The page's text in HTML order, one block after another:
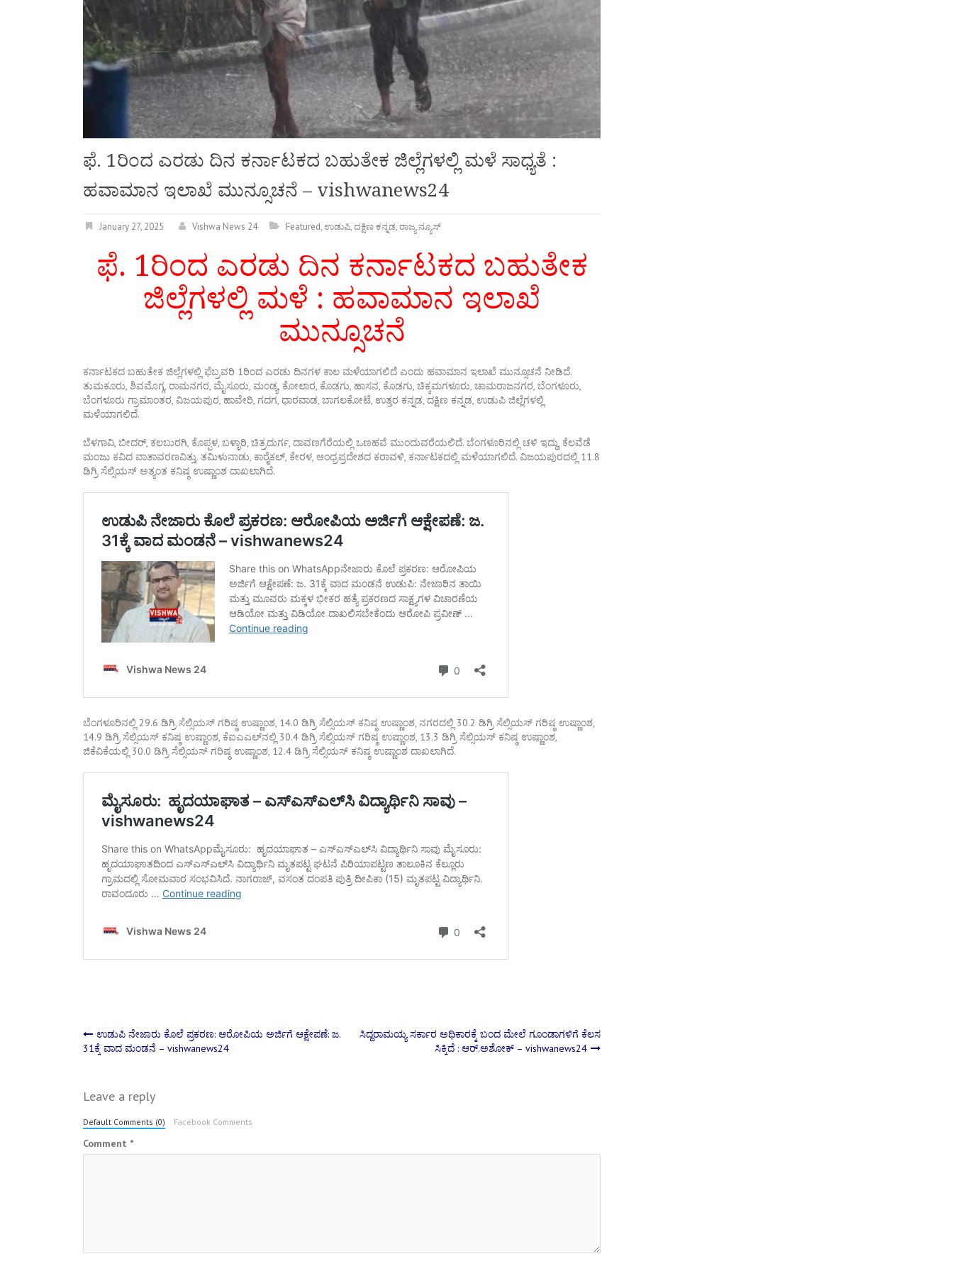
ಫೆ. 1ರಿಂದ ಎರಡು ದಿನ ಕರ್ನಾಟಕದ ಬಹುತೇಕ ಜಿಲ್ಲೆಗಳಲ್ಲಿ ಮಳೆ ಸಾಧ್ಯತೆ :
ಹವಾಮಾನ ಇಲಾಖೆ ಮುನ್ಸೂಚನೆ – vishwanews24
January 27, 2025 Vishwa News 24 Featured,ಉಡುಪಿ,ದಕ್ಷಿಣ ಕನ್ನಡ,ರಾಜ್ಯ ನ್ಯೂಸ್
ಫೆ. 1ರಿಂದ ಎರಡು ದಿನ ಕರ್ನಾಟಕದ ಬಹುತೇಕ
ಜಿಲ್ಲೆಗಳಲ್ಲಿ ಮಳೆ : ಹವಾಮಾನ ಇಲಾಖೆ
ಮುನ್ಸೂಚನೆ
ಕರ್ನಾಟಕದ ಬಹುತೇಕ ಜಿಲ್ಲೆಗಳಲ್ಲಿ ಫೆಬ್ರವರಿ 1ರಿಂದ ಎರಡು ದಿನಗಳ ಕಾಲ ಮಳೆಯಾಗಲಿದೆ ಎಂದು ಹವಾಮಾನ ಇಲಾಖೆ ಮುನ್ಸೂಚನೆ ನೀಡಿದೆ.
ತುಮಕೂರು, ಶಿವಮೊಗ್ಗ, ರಾಮನಗರ, ಮೈಸೂರು, ಮಂಡ್ಯ, ಕೋಲಾರ, ಕೊಡಗು, ಹಾಸನ, ಕೊಡಗು, ಚಿಕ್ಕಮಗಳೂರು, ಚಾಮರಾಜನಗರ, ಬೆಂಗಳೂರು,
ಬೆಂಗಳೂರು ಗ್ರಾಮಾಂತರ, ವಿಜಯಪುರ, ಹಾವೇರಿ, ಗದಗ, ಧಾರವಾಡ, ಬಾಗಲಕೋಟೆ, ಉತ್ತರ ಕನ್ನಡ, ದಕ್ಷಿಣ ಕನ್ನಡ, ಉಡುಪಿ ಜಿಲ್ಲೆಗಳಲ್ಲಿ
ಮಳೆಯಾಗಲಿದೆ.
ಬೆಳಗಾವಿ, ಬೀದರ್, ಕಲಬುರಗಿ, ಕೊಪ್ಪಳ, ಬಳ್ಳಾರಿ, ಚಿತ್ರದುರ್ಗ, ದಾವಣಗೆರೆಯಲ್ಲಿ ಒಣಹವೆ ಮುಂದುವರೆಯಲಿದೆ. ಬೆಂಗಳೂರಿನಲ್ಲಿ ಚಳಿ ಇದ್ದು, ಕೆಲವೆಡೆ
ಮಂಜು ಕವಿದ ವಾತಾವರಣವಿತ್ತು. ತಮಿಳುನಾಡು, ಕಾರೈಕಲ್, ಕೇರಳ, ಆಂಧ್ರಪ್ರದೇಶದ ಕರಾವಳಿ, ಕರ್ನಾಟಕದಲ್ಲಿ ಮಳೆಯಾಗಲಿದೆ. ವಿಜಯಪುರದಲ್ಲಿ 11.8
ಡಿಗ್ರಿ ಸೆಲ್ಸಿಯಸ್ ಅತ್ಯಂತ ಕನಿಷ್ಠ ಉಷ್ಣಾಂಶ ದಾಖಲಾಗಿದೆ.
ಬೆಂಗಳೂರಿನಲ್ಲಿ 29.6 ಡಿಗ್ರಿ ಸೆಲ್ಸಿಯಸ್ ಗರಿಷ್ಠ ಉಷ್ಣಾಂಶ, 14.0 ಡಿಗ್ರಿ ಸೆಲ್ಸಿಯಸ್ ಕನಿಷ್ಠ ಉಷ್ಣಾಂಶ, ನಗರದಲ್ಲಿ 30.2 ಡಿಗ್ರಿ ಸೆಲ್ಸಿಯಸ್ ಗರಿಷ್ಠ ಉಷ್ಣಾಂಶ,
14.9 ಡಿಗ್ರಿ ಸೆಲ್ಸಿಯಸ್ ಕನಿಷ್ಠ ಉಷ್ಣಾಂಶ, ಕೆಐಎಎಲ್​ನಲ್ಲಿ 30.4 ಡಿಗ್ರಿ ಸೆಲ್ಸಿಯಸ್ ಗರಿಷ್ಠ ಉಷ್ಣಾಂಶ, 13.3 ಡಿಗ್ರಿ ಸೆಲ್ಸಿಯಸ್ ಕನಿಷ್ಠ ಉಷ್ಣಾಂಶ,
ಜಿಕೆವಿಕೆಯಲ್ಲಿ 30.0 ಡಿಗ್ರಿ ಸೆಲ್ಸಿಯಸ್ ಗರಿಷ್ಠ ಉಷ್ಣಾಂಶ, 12.4 ಡಿಗ್ರಿ ಸೆಲ್ಸಿಯಸ್ ಕನಿಷ್ಠ ಉಷ್ಣಾಂಶ ದಾಖಲಾಗಿದೆ.
Post
ಉಡುಪಿ ನೇಜಾರು ಕೊಲೆ ಪ್ರಕರಣ: ಆರೋಪಿ‌ಯ ಅರ್ಜಿಗೆ ಆಕ್ಷೇಪಣೆ: ಜ.
31ಕ್ಕೆ ವಾದ ಮಂಡನೆ – vishwanews24
ಸಿದ್ದರಾಮಯ್ಯ ಸರ್ಕಾರ ಅಧಿಕಾರಕ್ಕೆ ಬಂದ ಮೇಲೆ ಗೂಂಡಾಗಳಿಗೆ ಕೆಲಸ
ಸಿಕ್ಕಿದೆ : ಆರ್.ಅಶೋಕ್ – vishwanews24
Leave a reply
Default Comments (0) Facebook Comments
Comment *